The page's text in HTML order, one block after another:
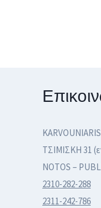
ΤΣΙΜΙΣΚΗ 31
NOTOS –
2310-282-288
2311-242-786